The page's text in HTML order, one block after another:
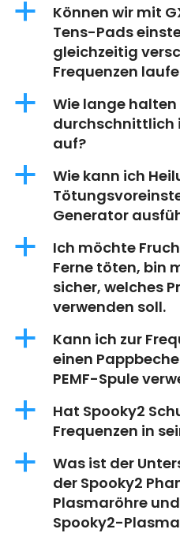
a
Können wir mit
Tens-Pads
gleichzeitig
Frequenzen
a
Wie lange halten
durchschnittlich
auf?
a
Wie kann ich
Generator
a
Ich möchte
Ferne töten, bin
sicher, welches
verwenden soll.
a
Kann ich zur
einen
PEMF-Spule
a
Hat Spooky2
Frequenzen in
a
Was ist der
der Spooky2
Plasmaröhre
Spooky2-